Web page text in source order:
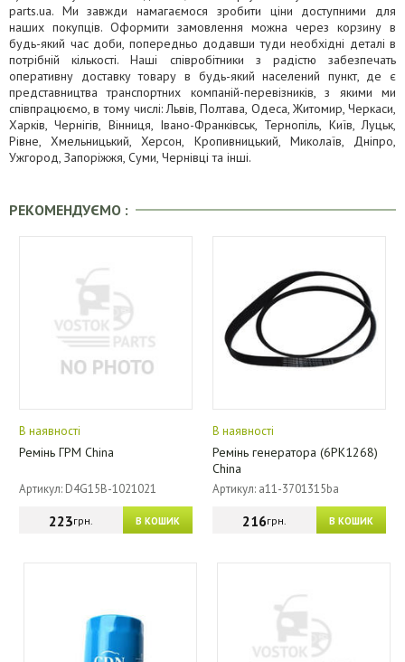
parts.ua. Ми завжди намагаємося зробити ціни доступними для
наших покупців. Оформити замовлення можна через корзину в
будь-який час доби, попередньо додавши туди необхідні деталі в
потрібній кількості. Наші співробітники з радістю забезпечать
оперативну доставку товару в будь-який населений пункт, де є
представництва транспортних компаній-перевізників, з якими ми
співпрацюємо, в тому числі: Львів, Полтава, Одеса, Житомир, Черкаси,
Харків, Чернігів, Вінниця, Івано-Франківськ, Тернопіль, Київ, Луцьк,
Рівне, Хмельницький, Херсон, Кропивницький, Миколаїв, Дніпро,
Ужгород, Запоріжжя, Суми, Чернівці та інші.
РЕКОМЕНДУЄМО :
В наявності
Ремінь ГРМ China
Артикул: D4G15B-1021021
В КОШИК
223грн.
В наявності
Ремінь генератора (6PK1268)
China
Артикул: a11-3701315ba
В КОШИК
216грн.